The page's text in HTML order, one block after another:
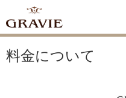
料金について